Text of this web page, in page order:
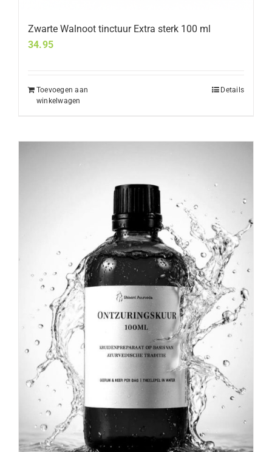
Zwarte Walnoot tinctuur Extra sterk 100 ml
34.95
Toevoegen aan
winkelwagen
Details